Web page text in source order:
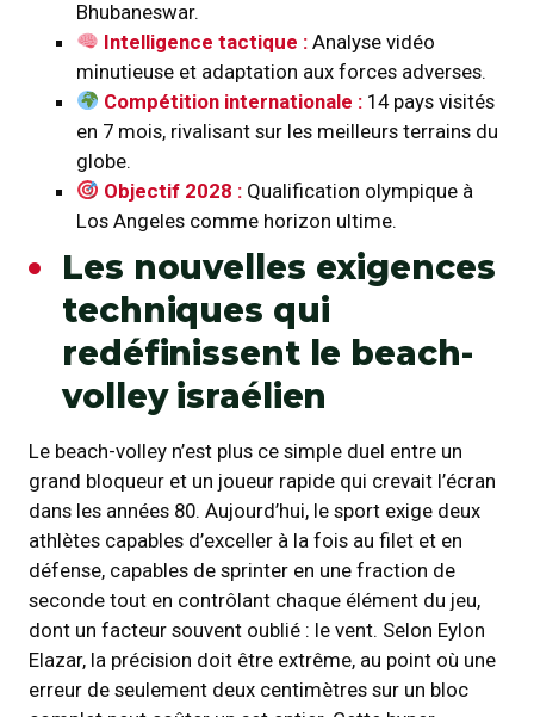
Bhubaneswar.
Intelligence tactique : Analyse vidéo
minutieuse et adaptation aux forces adverses.
Compétition internationale : 14 pays visités
en 7 mois, rivalisant sur les meilleurs terrains du
globe.
Objectif 2028 : Qualification olympique à
Los Angeles comme horizon ultime.
Les nouvelles exigences
techniques qui
redéfinissent le beach-
volley israélien
Le beach-volley n’est plus ce simple duel entre un
grand bloqueur et un joueur rapide qui crevait l’écran
dans les années 80. Aujourd’hui, le sport exige deux
athlètes capables d’exceller à la fois au filet et en
défense, capables de sprinter en une fraction de
seconde tout en contrôlant chaque élément du jeu,
dont un facteur souvent oublié : le vent. Selon Eylon
Elazar, la précision doit être extrême, au point où une
erreur de seulement deux centimètres sur un bloc